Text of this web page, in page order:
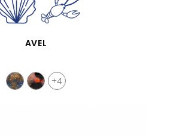
SCHNELLANSICHT
AVEL
+4